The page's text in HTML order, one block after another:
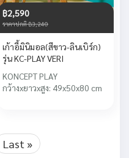
฿2,590
ราคาปกติ ฿3,240
เก้าอี้มินิมอล(สีขาว-ลินเบิร์ก)
รุ่น KC-PLAY VERI
KONCEPT PLAY
กว้างxยาวxสูง: 49x50x80 cm
Last »